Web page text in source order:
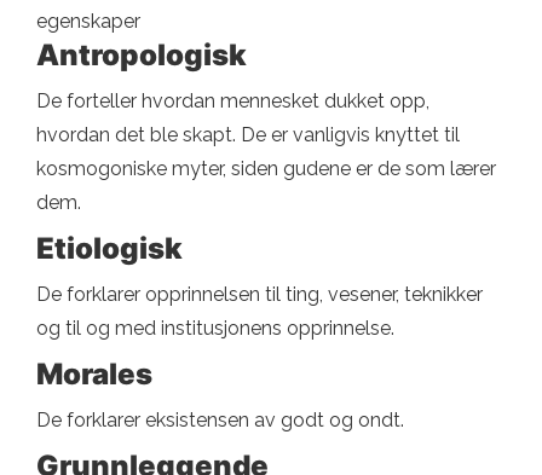
egenskaper
Antropologisk
De forteller hvordan mennesket dukket opp,
hvordan det ble skapt. De er vanligvis knyttet til
kosmogoniske myter, siden gudene er de som lærer
dem.
Etiologisk
De forklarer opprinnelsen til ting, vesener, teknikker
og til og med institusjonens opprinnelse.
Morales
De forklarer eksistensen av godt og ondt.
Grunnleggende